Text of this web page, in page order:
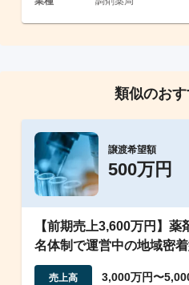
類似のお
譲渡希望額
500万円
【前期売上3,600万円】薬
名体制で運営中の地域密
舗
売上高 3,000万円〜